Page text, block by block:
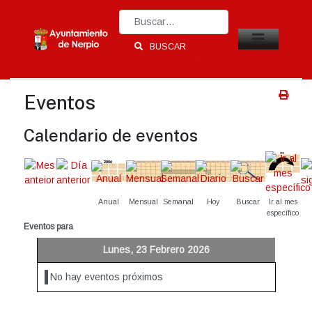
Type 2 or more characters for results.
BUSCAR
Eventos
Calendario de eventos
Anual Mensual Semanal Hoy Buscar
Ir al mes
específico
Eventos para
Lunes, 23 Febrero 2026
No hay eventos próximos